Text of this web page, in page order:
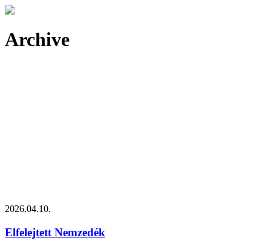
Archive
2026.04.10.
Elfelejtett Nemzedék